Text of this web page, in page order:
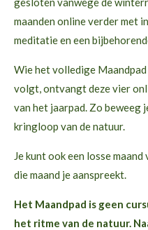
maanden online verder met
meditatie en een
Wie het volledige
volgt, ontvangt deze vier
van het jaarpad. Zo beweeg
kringloop van de natuur.
Je kunt ook een losse
die maand je aanspreekt.
Het Maandpad is geen
het ritme van de natuur.